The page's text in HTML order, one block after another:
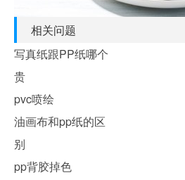
相关问题
写真纸跟PP纸哪个
贵
pvc喷绘
油画布和pp纸的区
别
pp背胶掉色